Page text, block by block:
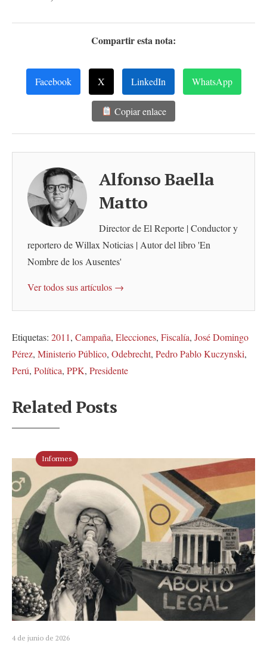
Compartir esta nota:
Facebook X LinkedIn WhatsApp
Copiar enlace
Alfonso Baella
Matto
Director de El Reporte | Conductor y
reportero de Willax Noticias | Autor del libro 'En
Nombre de los Ausentes'
Ver todos sus artículos →
Etiquetas: 2011, Campaña, Elecciones, Fiscalía, José Domingo
Pérez, Ministerio Público, Odebrecht, Pedro Pablo Kuczynski,
Perú, Política, PPK, Presidente
Related Posts
Informes
4 de junio de 2026